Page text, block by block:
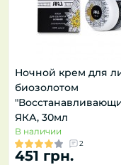
Ночной крем для
биозолотом
ЯКА, 30мл
В наличии
2
451 грн.